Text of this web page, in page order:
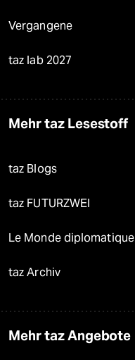
Vergangene
taz lab 2027
Mehr taz Lesestoff
taz Blogs
taz FUTURZWEI
Le Monde diplomatique
taz Archiv
Mehr taz Angebote